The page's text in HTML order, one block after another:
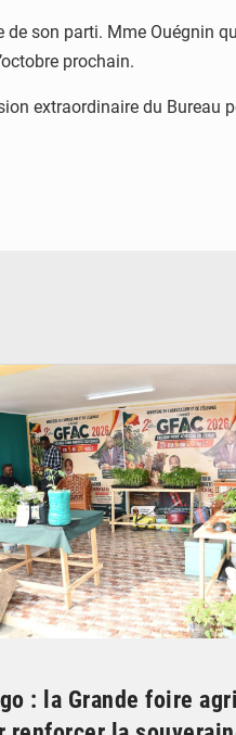
de son parti. Mme Ouégnin
prochain.
extraordinaire du Bureau
: la Grande foire